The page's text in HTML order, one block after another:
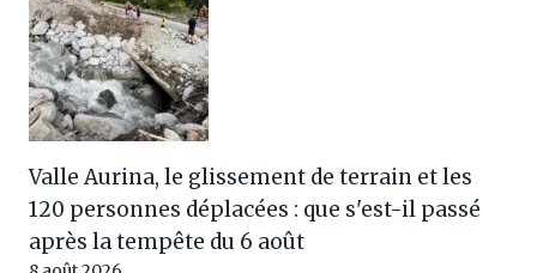
Valle Aurina, le glissement de terrain et les
120 personnes déplacées : que s'est-il passé
après la tempête du 6 août